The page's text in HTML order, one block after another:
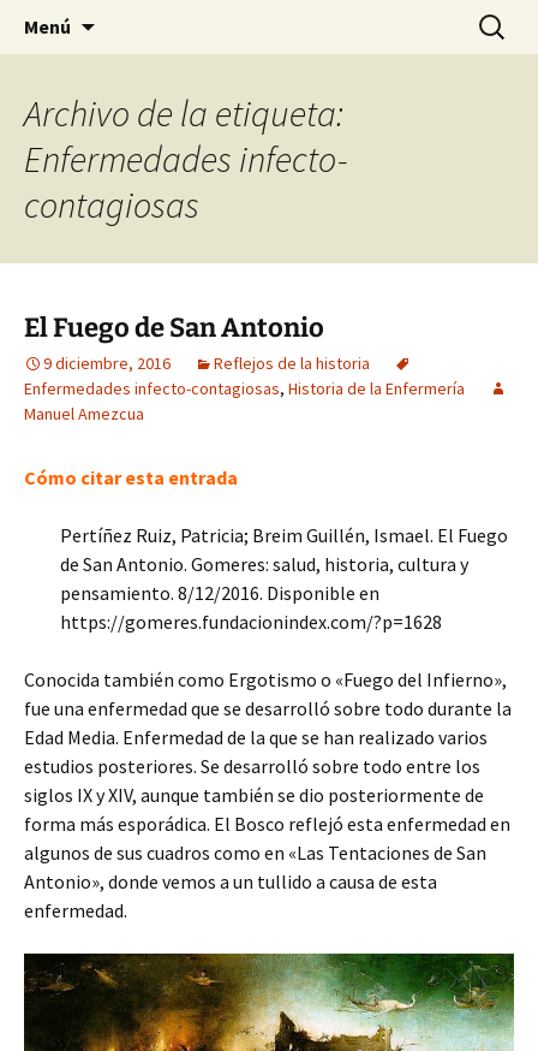
Gomeres
Historia, cultura y pensamiento
Menú Buscar:
Archivo de la etiqueta:
Enfermedades infecto-
contagiosas
El Fuego de San Antonio
9 diciembre, 2016
Reflejos de la historia
Enfermedades infecto-contagiosas, Historia de la Enfermería
Manuel Amezcua
Cómo citar esta entrada
Pertíñez Ruiz, Patricia; Breim Guillén, Ismael. El Fuego
de San Antonio. Gomeres: salud, historia, cultura y
pensamiento. 8/12/2016. Disponible en
https://gomeres.fundacionindex.com/?p=1628
Conocida también como Ergotismo o «Fuego del Infierno»,
fue una enfermedad que se desarrolló sobre todo durante la
Edad Media. Enfermedad de la que se han realizado varios
estudios posteriores. Se desarrolló sobre todo entre los
siglos IX y XIV, aunque también se dio posteriormente de
forma más esporádica. El Bosco reflejó esta enfermedad en
algunos de sus cuadros como en «Las Tentaciones de San
Antonio», donde vemos a un tullido a causa de esta
enfermedad.